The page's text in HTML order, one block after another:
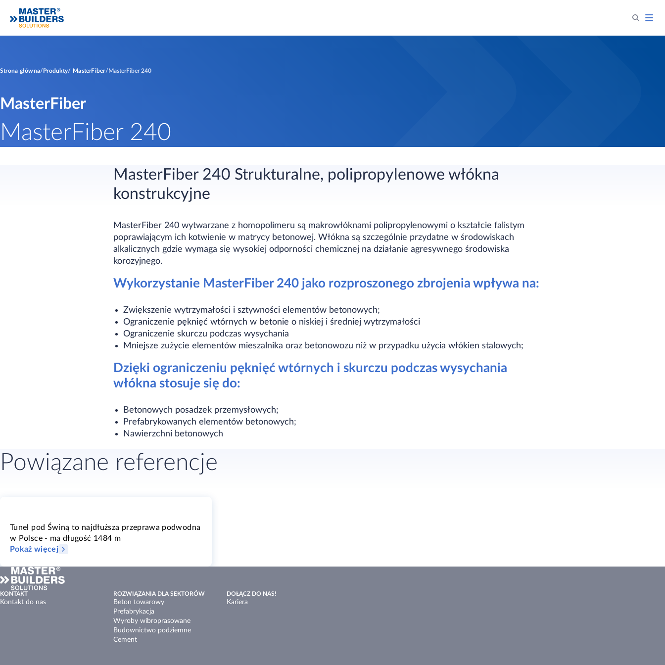
Strona główna Produkty MasterFiber MasterFiber 240
MasterFiber
MasterFiber 240
MasterFiber 240 Strukturalne, polipropylenowe włókna
konstrukcyjne
MasterFiber 240 wytwarzane z homopolimeru są makrowłóknami polipropylenowymi o kształcie falistym
poprawiającym ich kotwienie w matrycy betonowej. Włókna są szczególnie przydatne w środowiskach
alkalicznych gdzie wymaga się wysokiej odporności chemicznej na działanie agresywnego środowiska
korozyjnego.
Wykorzystanie MasterFiber 240 jako rozproszonego zbrojenia wpływa na:
Zwiększenie wytrzymałości i sztywności elementów betonowych;
Ograniczenie pęknięć wtórnych w betonie o niskiej i średniej wytrzymałości
Ograniczenie skurczu podczas wysychania
Mniejsze zużycie elementów mieszalnika oraz betonowozu niż w przypadku użycia włókien stalowych;
Dzięki ograniczeniu pęknięć wtórnych i skurczu podczas wysychania
włókna stosuje się do:
Betonowych posadzek przemysłowych;
Prefabrykowanych elementów betonowych;
Nawierzchni betonowych
Powiązane referencje
Tunel pod Świną to najdłuższa przeprawa podwodna
w Polsce - ma długość 1484 m
Pokaż więcej
KONTAKT
Kontakt do nas
ROZWIĄZANIA DLA SEKTORÓW
Beton towarowy
Prefabrykacja
Wyroby wibroprasowane
Budownictwo podziemne
Cement
DOŁĄCZ DO NAS!
Kariera